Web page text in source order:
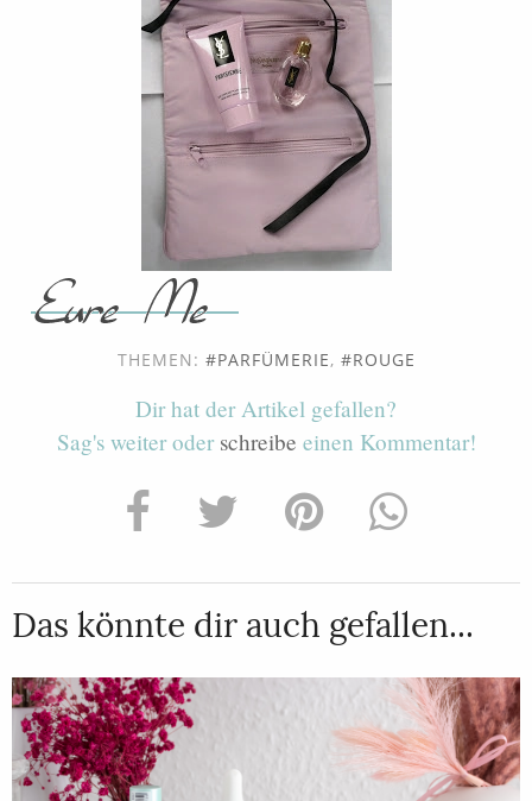
THEMEN: PARFÜMERIE, ROUGE
Dir hat der Artikel gefallen?
Sag's weiter oder schreibe einen Kommentar!
Das könnte dir auch gefallen...